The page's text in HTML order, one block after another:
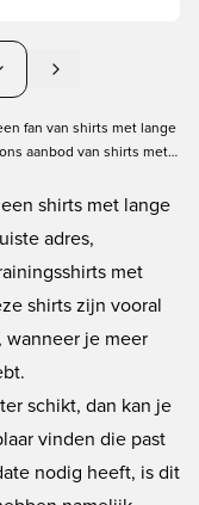
fan van shirts met lange
aanbod van shirts met
De lijst is, net als de
grote merken als
shirts met lange
adres,
met
shirts zijn vooral
wanneer je meer
schikt, dan kan je
vinden die past
nodig heeft, is dit